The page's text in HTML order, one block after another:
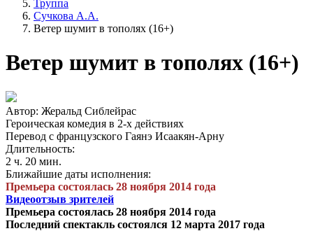
Труппа
Сучкова А.А.
Ветер шумит в тополях (16+)
Ветер шумит в тополях (16+)
Автор: Жеральд Сиблейрас
Героическая комедия в 2-х действиях
Перевод с французского Гаянэ Исаакян-Арну
Длительность:
2 ч. 20 мин.
Ближайшие даты исполнения:
Премьера состоялась 28 ноября 2014 года
Видеоотзыв зрителей
Премьера состоялась 28 ноября 2014 года
Последний спектакль состоялся 12 марта 2017 года